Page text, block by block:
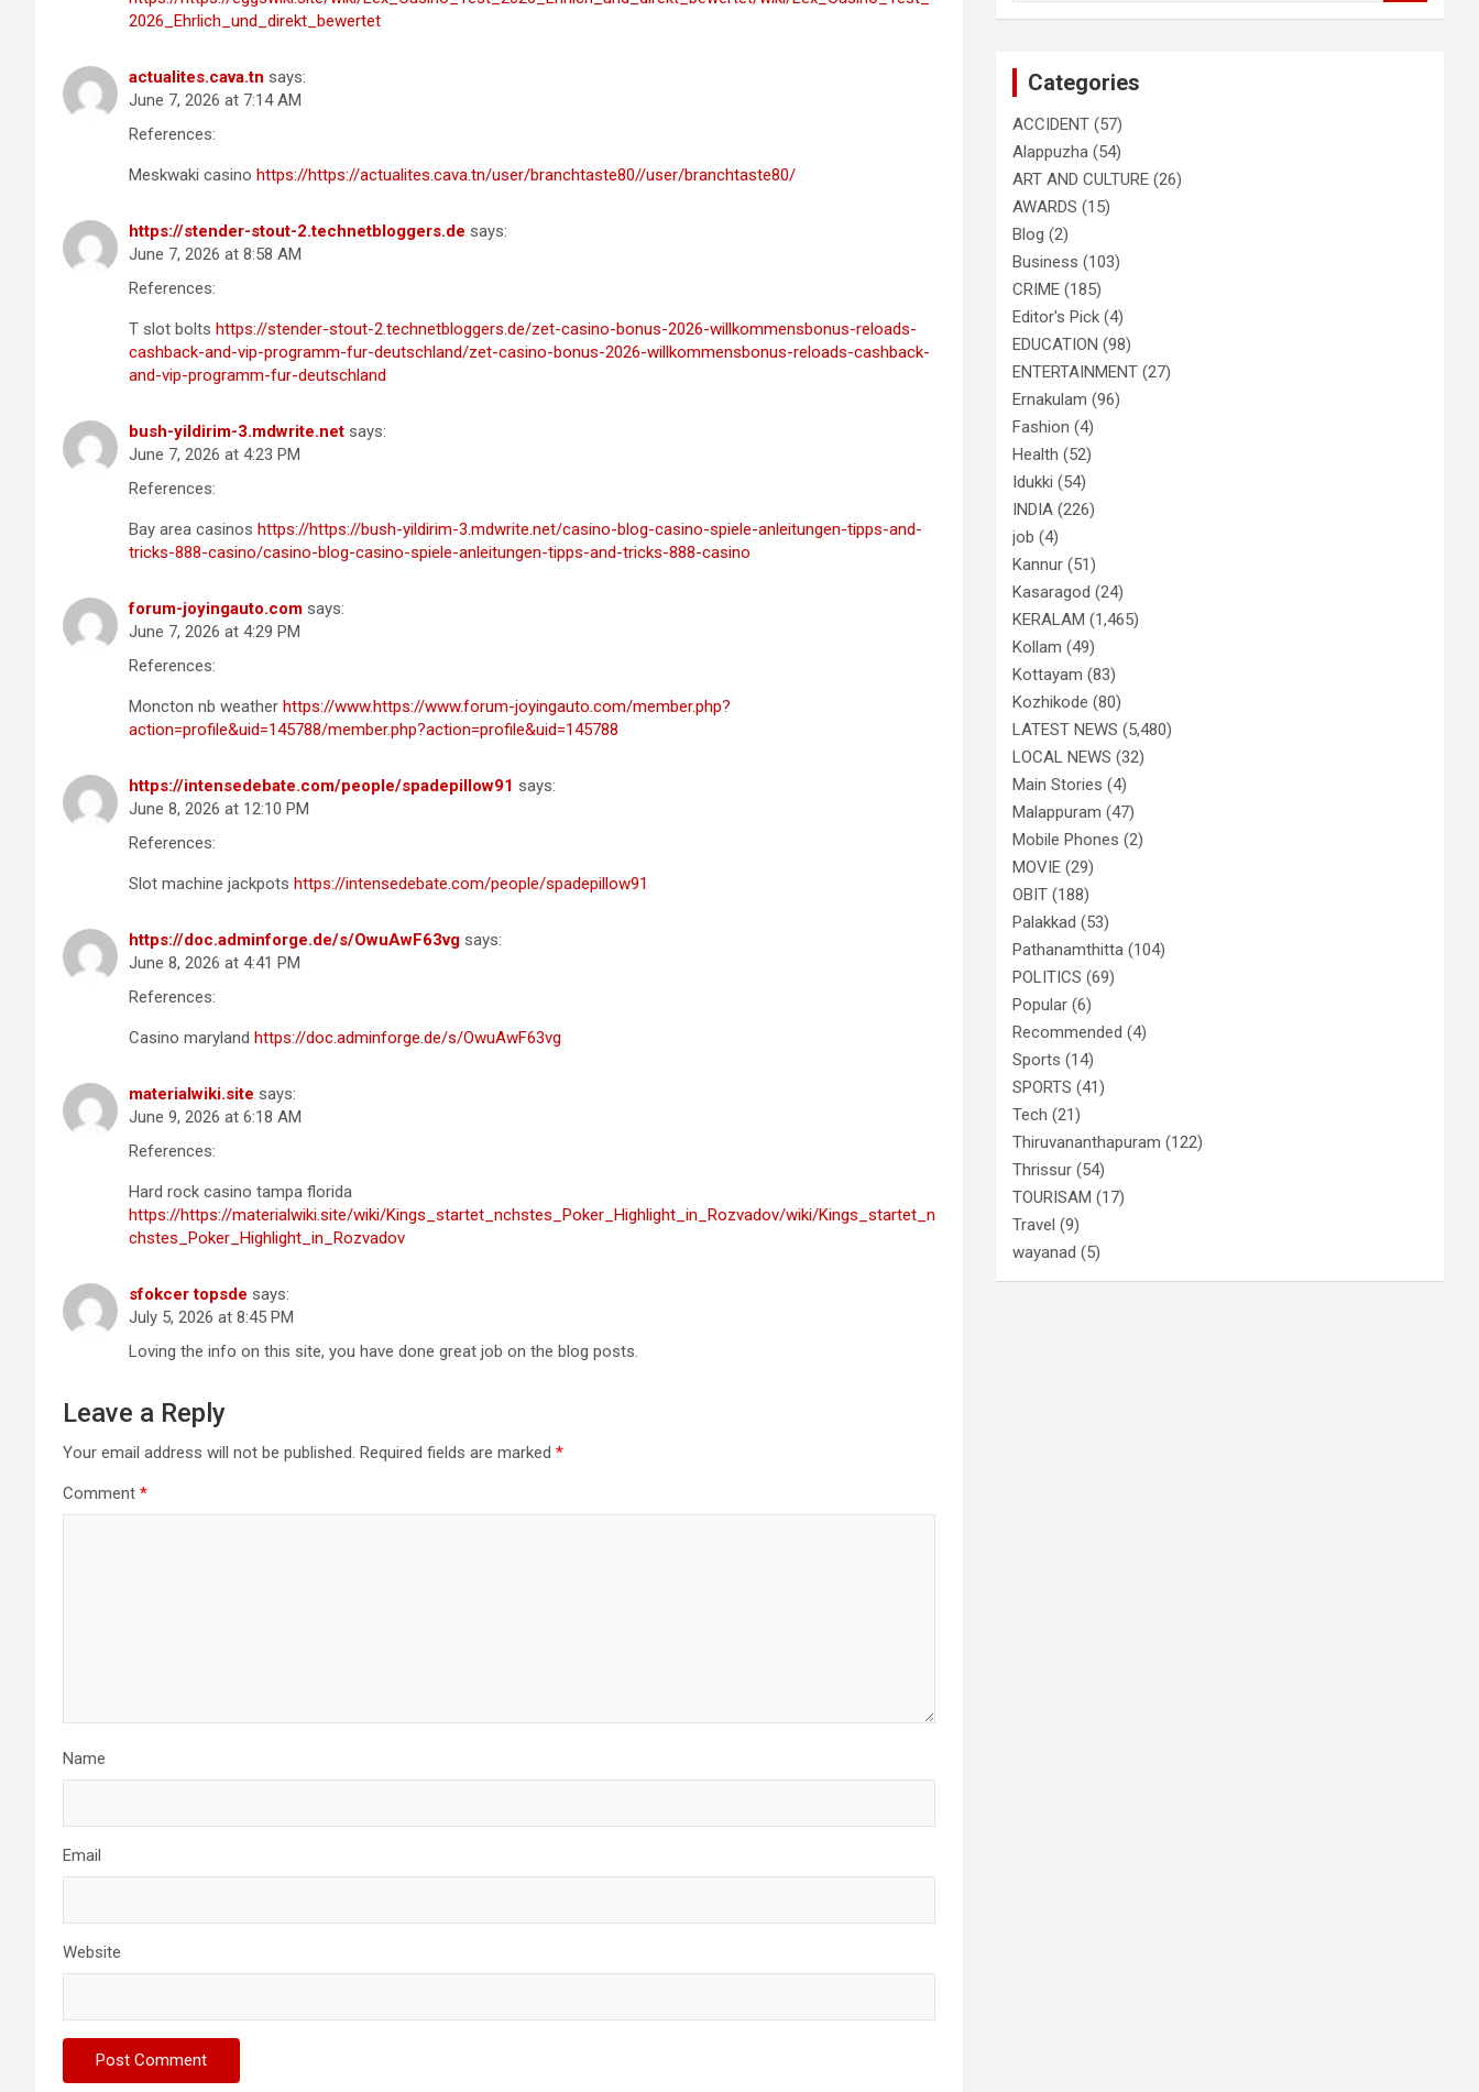
2026_Ehrlich_und_direkt_bewertet
actualites.cava.tn says:
June 7, 2026 at 7:14 AM
References:
Meskwaki casino https://https://actualites.cava.tn/user/branchtaste80//user/branchtaste80/
https://stender-stout-2.technetbloggers.de says:
June 7, 2026 at 8:58 AM
References:
T slot bolts https://stender-stout-2.technetbloggers.de/zet-casino-bonus-2026-willkommensbonus-reloads-
cashback-and-vip-programm-fur-deutschland/zet-casino-bonus-2026-willkommensbonus-reloads-cashback-
and-vip-programm-fur-deutschland
bush-yildirim-3.mdwrite.net says:
June 7, 2026 at 4:23 PM
References:
Bay area casinos https://https://bush-yildirim-3.mdwrite.net/casino-blog-casino-spiele-anleitungen-tipps-and-
tricks-888-casino/casino-blog-casino-spiele-anleitungen-tipps-and-tricks-888-casino
forum-joyingauto.com says:
June 7, 2026 at 4:29 PM
References:
Moncton nb weather https://www.https://www.forum-joyingauto.com/member.php?
action=profile&uid=145788/member.php?action=profile&uid=145788
https://intensedebate.com/people/spadepillow91 says:
June 8, 2026 at 12:10 PM
References:
Slot machine jackpots https://intensedebate.com/people/spadepillow91
https://doc.adminforge.de/s/OwuAwF63vg says:
June 8, 2026 at 4:41 PM
References:
Casino maryland https://doc.adminforge.de/s/OwuAwF63vg
materialwiki.site says:
June 9, 2026 at 6:18 AM
References:
Hard rock casino tampa florida
https://https://materialwiki.site/wiki/Kings_startet_nchstes_Poker_Highlight_in_Rozvadov/wiki/Kings_startet_n
chstes_Poker_Highlight_in_Rozvadov
sfokcer topsde says:
July 5, 2026 at 8:45 PM
Loving the info on this site, you have done great job on the blog posts.
Leave a Reply
Your email address will not be published. Required fields are marked *
Comment *
Name
Email
Website
Categories
ACCIDENT (57)
Alappuzha (54)
ART AND CULTURE (26)
AWARDS (15)
Blog (2)
Business (103)
CRIME (185)
Editor's Pick (4)
EDUCATION (98)
ENTERTAINMENT (27)
Ernakulam (96)
Fashion (4)
Health (52)
Idukki (54)
INDIA (226)
job (4)
Kannur (51)
Kasaragod (24)
KERALAM (1,465)
Kollam (49)
Kottayam (83)
Kozhikode (80)
LATEST NEWS (5,480)
LOCAL NEWS (32)
Main Stories (4)
Malappuram (47)
Mobile Phones (2)
MOVIE (29)
OBIT (188)
Palakkad (53)
Pathanamthitta (104)
POLITICS (69)
Popular (6)
Recommended (4)
Sports (14)
SPORTS (41)
Tech (21)
Thiruvananthapuram (122)
Thrissur (54)
TOURISAM (17)
Travel (9)
wayanad (5)